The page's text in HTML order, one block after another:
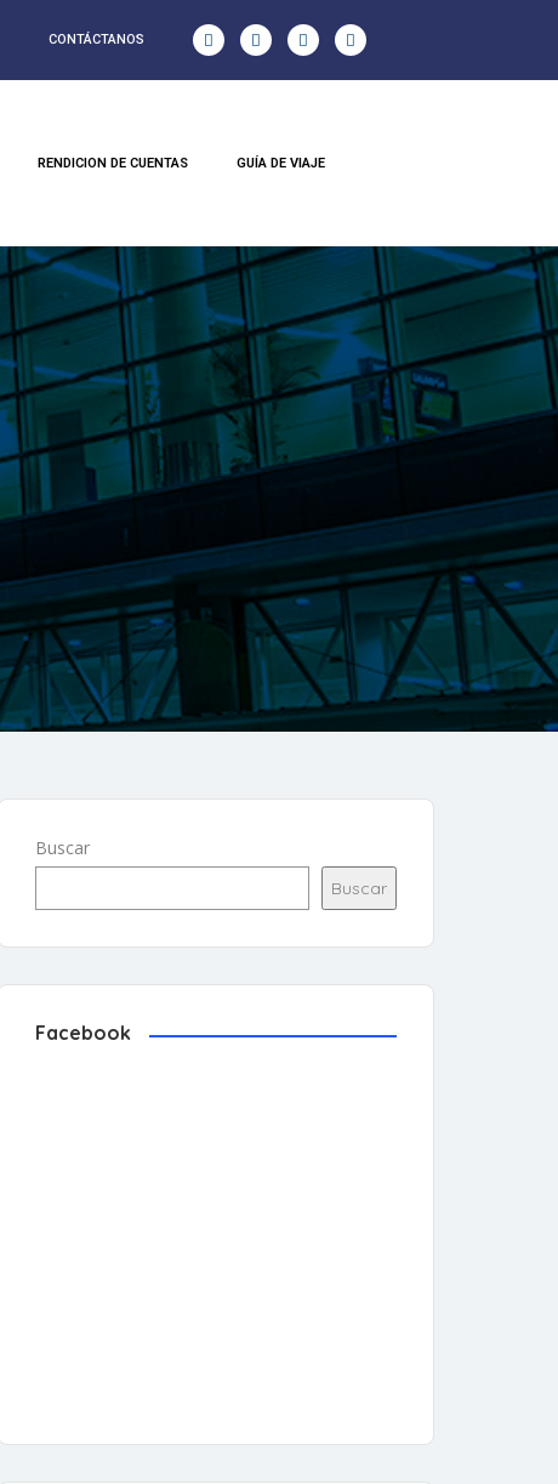
CONTÁCTANOS
RENDICION DE CUENTAS GUÍA DE VIAJE
Buscar
Buscar
Facebook